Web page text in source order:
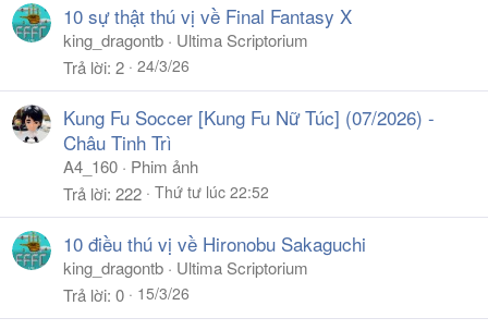
10 sự thật thú vị về Final Fantasy X
king_dragontb
Ultima Scriptorium
Trả lời 2 24/3/26
Kung Fu Soccer [Kung Fu Nữ Túc] (07/2026) -
Châu Tinh Trì
A4_160
Phim ảnh
Trả lời 222 Thứ tư lúc 22:52
10 điều thú vị về Hironobu Sakaguchi
king_dragontb
Ultima Scriptorium
Trả lời 0 15/3/26